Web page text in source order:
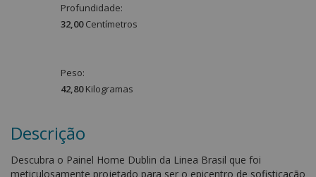
Profundidade:
32,00 Centímetros
Peso:
42,80 Kilogramas
Descrição
Descubra o Painel Home Dublin da Linea Brasil que foi
meticulosamente projetado para ser o epicentro de sofisticação